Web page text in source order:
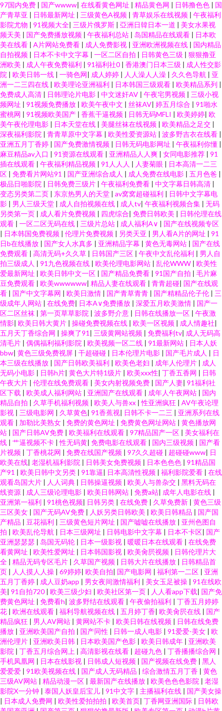
97国内免费 | 国产wwww| 在线看黄色网址 | 精品黄色网 | 日韩撸色色 | 国
产青草亚 | 日韩最新网址 | 三级黄色A视频 | 青草娱乐在线视频 | 午夜福利
影院尤物 | 91视频大全| 三级片俄罗斯 | 亞洲日韓日本一道 | 美女水果视
频天美 | 国产免费播放视频 | 午夜福利总站 | 岛国精品在线观看 | 日本欧
美在线看 | A片网站免费看 | 成人免费影视 | 亚洲欧洲视频在线 | 国内精品
自拍视频 | 日本不卡中文字幕 | 一区二区自拍 | 日韩黄色三级 | 狠狠撸亚
洲欧美 | 成人午夜免费福利 | 91福利社0 | 香港澳门日本三级 | 成人性交影
院 | 欧美日韩一线 | 一骑色网| 成人婷婷 | 人人澡人人澡 | 久久色导航 | 亚
洲一二三四在线 | 欧美理论亚洲福利 | 日本韩国三级观看 | 欧美精品系列 |
免费成人高清 | 日韩理论片电影 | 中文迷奸AV | 午夜宅男视频 | 三级小视
频网址 | 91视频免费播放 | 欧美午夜中文 | 丝袜AV| 婷五月综合 | 91啪水
蜜桃网 | 91视频欧美国产 | 香蕉干逼视频 | 日韩无码MFLI | 欧美婷婷| 欧
美午夜伦理电影 | 日本天堂在线 | 美腿丝袜在线视频 | 欧美精品之足交 |
深夜福利影院 | 青青草原中文字幕 | 欧美性爱资源站 | 波多野吉衣在线看 |
亚洲五月丁香婷 | 国产免费激情视频 | 日韩无码电影网址 | 午夜福利你懂 |
麻豆精品av入口 | 91资源在线观看 | 亚洲精品人人爽 | 女同电影推荐 | 91
插在线观看 | 午夜福利精品视频 | 91人人人 | 人妻菊眼 | 日本高清一二三
区 | 免费看片网站91 | 国产亚洲综合成人 | 成人免费在线电影 | 五月色爸 |
极品日啪影院 | 日韩免费三级片 | 午夜福利免费看 | 中文字幕日韩高清 |
变态另类第二页 | 东京热男人的天堂 | av窝窝超碰福利 | 日韩中文字幕电
影 | 男人三级天堂 | 成人自拍视频在线 | 成人tv| 午夜福利视频合集 | 无码
另类第一页 | 成人看片免费视频 | 四虎综合| 免费日韩欧美 | 日韩伦理在线
观看 | 一区二区无码在线 | 三级片总站 | 成人福利A∨ | 国产在线视频专区
| 日本韩国免费视频 | 伦理片免费视频 | 另类天亚 | 男人看A片的网址 | 91
日b在线播放 | 国产女人水真多 | 亚洲精品字幕 | 黄色无毒网站 | 国产在线
免费观看 | 高清无码+久久草 | 日韩国产三区 | 午夜中文乱伦福利 | 男人自
拍三级成人 | 91九色视频在线 | 欧美伦理电影网站 | 乱伦WWW | 欧美性
爱最新网址 | 欧美日韩中文一区 | 国产精品免费看 | 91国产自拍 | 毛片麻
豆免费观看 | 欧美wwwwww| 精品人妻在线观看 | 青青超碰| 国产在线观
看 | 国产中文字幕网 | 欧美日激情 | 国产青草青青 | 国产精精品伦子伦 | 三
级成年人网站 | 在线免费| 日本A∨免费播放 | 深爱五月欧美激情 | 国产一
区二区丝袜 | 第一页草草影院 | 波多野介意 | 日韩在线播放一区 | 午夜激
情影| 欧美日韩大黄片 | 操碰免费视频在线 | 欧美一区视频 | 成人情趣社|
五月天丁香综合网 | 操爽了91 | 三级黄网站视频 | 免费福利tv| 成人无码高
清毛片 | 偶偶福利福利影院 | 欧美视频一区二线 | 91最新网站 | 日本人妖
bbw| 黄色三级免费视屏 | 干超碰碰 | 日本伦理片电影 | 国产毛片成人 | 日
本三级在线播放 | 国产日韩欧美福利 | 欧美色老妇 | 成年人伦理片 | 成人
无码小电影 | 日韩h片| 黄色大片特1级片 | 欧美xxx性| 丁香五香网 | 日韩
午夜大片 | 伦理在线免费观看 | 美女内射视频免费 | 国产人妻| 91福利社
区下载 | 欧美成人福利网站 | 亚洲国产在线观看 | 成年人午夜网站 | 国内
精品自拍 | 久草手机福利视频 | 欧美人与兽xx |性亚洲疯狂 | AV午夜论理
影视 | 三级电影网 | 久草黄色| 91香蕉视| 日韩不卡一二三 | 亚洲系列在线
观看 | 加勒比美熟女 | 免费的黄色网址 | 免费黄色网址网站 | 黄色播放网
站 | 国产日韩AV免费 | 欧美福利在线观看 | 97精品国产一区 | 美女福利在
线 | 艹逼视频不卡 |性无码黄| 免费电影在线观看 | 国内三级视频 | 国产看
片视频 | 丁香桃花网 | 免费在线国产视频 | 97久久超碰 | 超碰碰www| 日
欧美在线| 老湿机福利影院 | 日韩美女免费视频 | 日本色色色 | 91精品国
产91 | 欧美日韩中文另类 | 91靠逼| 日本高清性视频 | 福利影院爱看 | 在线
观看岛国大片 | 人人词典 | 日韩操逼视频 | 欧美人与兽杂交 | 黑料无码在
线资源 | 成人三级论理电影 | 欧美日韩网站 | 免费a站| 成年人电影在线 |
亚洲第一福利 | 91桃色视频| 日韩另类 | 在线免费 | 久草免费新 | 黄色三级
三区美女 | 国产无码AV免费 | 人妖另类日韩欧美 | 欧美日韩精品 | 国产国
产精品 | 豆花福利 | 三级黄色短片网址 | 国产嘘嘘在线播放 | 亚州色图自
拍 | 欧美乱伦导航 | 日本三级网址 | 日韩电影中文字幕 | 日本不卡区| 国产
亚洲瑟瑟瑟 | 岛国无码轮 | 日本一级影视 | 暖暖日本在线观看 | 在线免费
看黄网址 | 欧美性爱网址 | 日本韩国影视 | 欧美肏屄视频 | 日韩伦理片大
全 | 精品无码专区毛片 | 久草国产视频 | 日韩大片在线播放 | 日韩精品首
页 | 人人摸人人操 | 69婷婷| 欧美自拍| 国产电影网 | 福利第一二区 | 亚洲
五月丁香婷 | 成人豆奶app | 男女夜间激情福利 | 美女玉足被操 | 91在线欧
美| 91自拍720 | 欧美三级少妇 | 欧美社区第一页 | 人人看app下载| 国产免
费黄色网址 | 免费看h| 波多野结在线观看 | 午夜偷拍福利 | 丁香五月婷婷
花 | 欧洲在线观看 | 福利导航视频在线 | 五月婷丁香| 欧美肏屄在线 | 国产
精品疯狂 | 男人AV网站 | 黄网站不卡 | 欧美日韩在线视频 | 日韩在线免费
播放 | 亚洲欧美国产自拍 | 国产同性 | 日韩一成人电影 | 91爱爱-美女 | 欧
洲伦理片 | 亚洲欧美日韩 | 日本欧美国产色影 | 欧美日韩成年 | 亚洲欧美
影院 | 丁香五月综合网上 | 高清影视在线看 | 超碰九色 | 丁香播播综合网 |
手机凤凰网 | 日本在线影视 | 日韩成人短视频 | 国产视频在线免费 | 黑人
爱爱爱 | 91欧美视频在线 | 国产成人无码精品 | 综合激情五月丁香 | 黄色
三级AV网站 | 精品动漫一区 | 最新国产在线播放 | 欧美色色色影院 | 老湿
影院X一分钟 | 泰国人妖皇后宝儿 | 91中文字 | 主播福利在线 | 国产美女操
| 日本成人免费网 | 欧美性爱拍拍拍 | 欧美首页| 丁香网亚洲国际 | 日韩欧